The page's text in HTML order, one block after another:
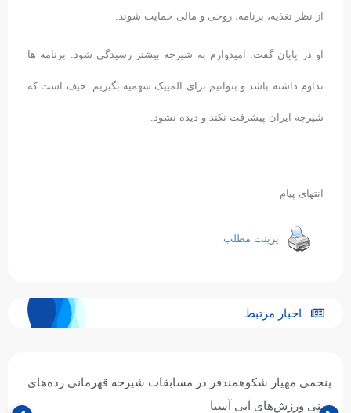
از نظر تغذیه، برنامه، روحی و مالی حمایت شوند.
او در پایان گفت: امیدوارم به شیرجه بیشتر رسیدگی شود. برنامه ها
تداوم داشته باشد و بتوانیم برای المپیک سهمیه بگیریم. حیف است که
شیرجه ایران پیشرفت نکند و دیده نشود.
انتهای پیام
پرینت مطلب
اخبار مرتبط
پنجمی مهیار شکوهمندفر در مسابقات شیرجه قهرمانی رده‌های
سنی ورزش‌های آبی آسیا